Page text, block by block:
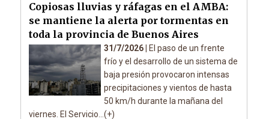
Copiosas lluvias y ráfagas en el AMBA:
se mantiene la alerta por tormentas en
toda la provincia de Buenos Aires
31/7/2026 |
El paso de un frente
frío y el desarrollo de un sistema de
baja presión provocaron intensas
precipitaciones y vientos de hasta
50 km/h durante la mañana del
viernes. El Servicio...(+)